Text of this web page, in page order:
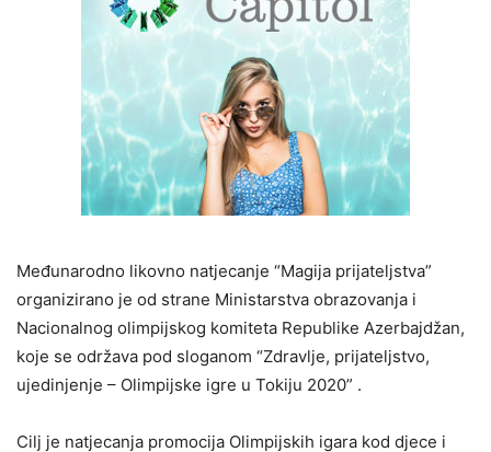
Međunarodno likovno natjecanje “Magija prijateljstva”
organizirano je od strane Ministarstva obrazovanja i
Nacionalnog olimpijskog komiteta Republike Azerbajdžan,
koje se održava pod sloganom “Zdravlje, prijateljstvo,
ujedinjenje – Olimpijske igre u Tokiju 2020” .
Cilj je natjecanja promocija Olimpijskih igara kod djece i